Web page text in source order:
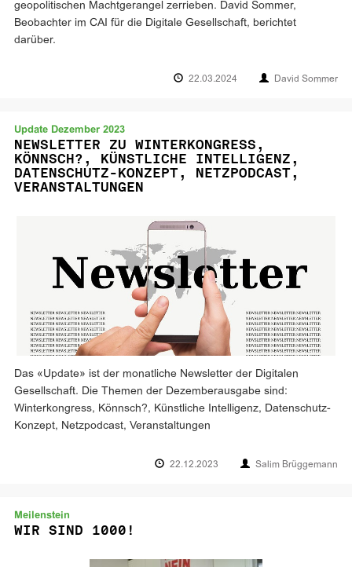
geopolitischen Machtgerangel zerrieben. David Sommer,
Beobachter im CAI für die Digitale Gesellschaft, berichtet
darüber.
22.03.2024 David Sommer
Update Dezember 2023
NEWSLETTER ZU WINTERKONGRESS,
KÖNNSCH?, KÜNSTLICHE INTELLIGENZ,
DATENSCHUTZ-KONZEPT, NETZPODCAST,
VERANSTALTUNGEN
Das «Update» ist der monatliche Newsletter der Digitalen
Gesellschaft. Die Themen der Dezemberausgabe sind:
Winterkongress, Könnsch?, Künstliche Intelligenz, Datenschutz-
Konzept, Netzpodcast, Veranstaltungen
22.12.2023 Salim Brüggemann
Meilenstein
WIR SIND 1000!